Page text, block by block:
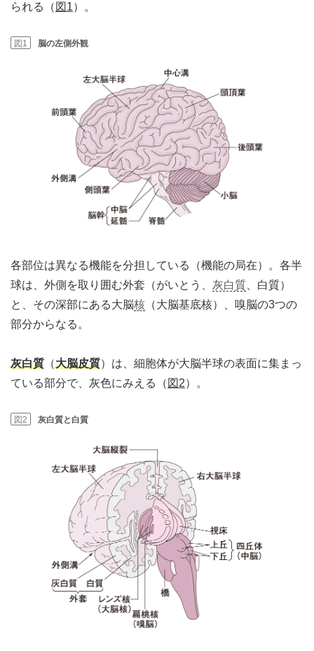
られる（ 図1）。
図1 脳の左側外観
各部位は異なる機能を分担している（機能の局在）。各半
球は、外側を取り囲む外套（がいとう、 灰白質 、白質）
と、その深部にある大脳核 （大脳基底核）、嗅脳の3つの
部分からなる。
灰白質 （大脳皮質）は、細胞体が大脳半球の表面に集まっ
ている部分で、灰色にみえる（ 図2）。
図2 灰白質と白質